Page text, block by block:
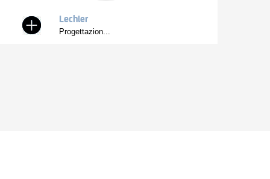
Lechler
Progettazion...